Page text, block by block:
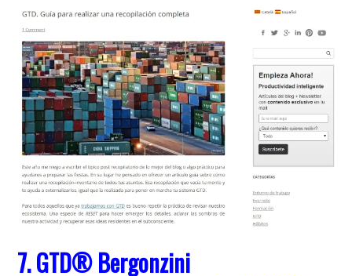
7.GTD® Bergonzini